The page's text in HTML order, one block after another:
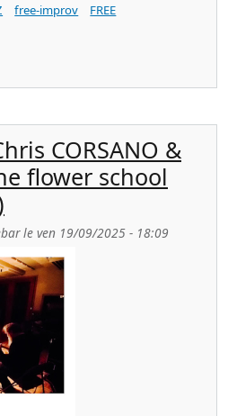
free-improv FREE
CORSANO &
flower school
le ven 19/09/2025 - 18:09